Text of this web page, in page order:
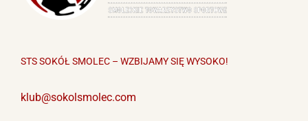
STS SOKÓŁ SMOLEC – WZBIJAMY SIĘ WYSOKO!
klub@sokolsmolec.com